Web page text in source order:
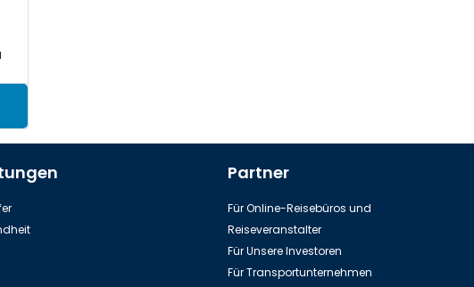
Partner
Für Online-Reisebüros und
Reiseveranstalter
Für Unsere Investoren
Für Transportunternehmen